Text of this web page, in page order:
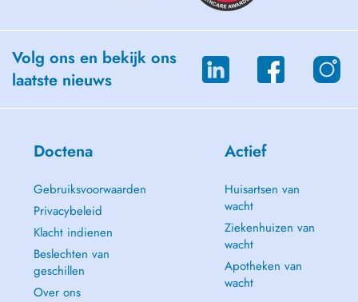
Volg ons en bekijk ons
laatste nieuws
Doctena
Gebruiksvoorwaarden
Privacybeleid
Klacht indienen
Beslechten van
geschillen
Over ons
Actief
Huisartsen van
wacht
Ziekenhuizen van
wacht
Apotheken van
wacht